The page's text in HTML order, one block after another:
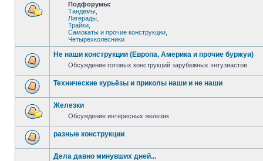
Подфорумы:
Тандемы
Лигерады
Трайки
Самокаты и прочие конструкции
Четырехколесники
Не наши конструкции (Европа, Америка и прочие буржуи)
Обсуждение готовых конструкций зарубежных энтузиастов
Технические курьёзы и приколы наши и не наши
Железки
Обсуждение интересных железяк
разные конструкции
Дела давно минувших дней...